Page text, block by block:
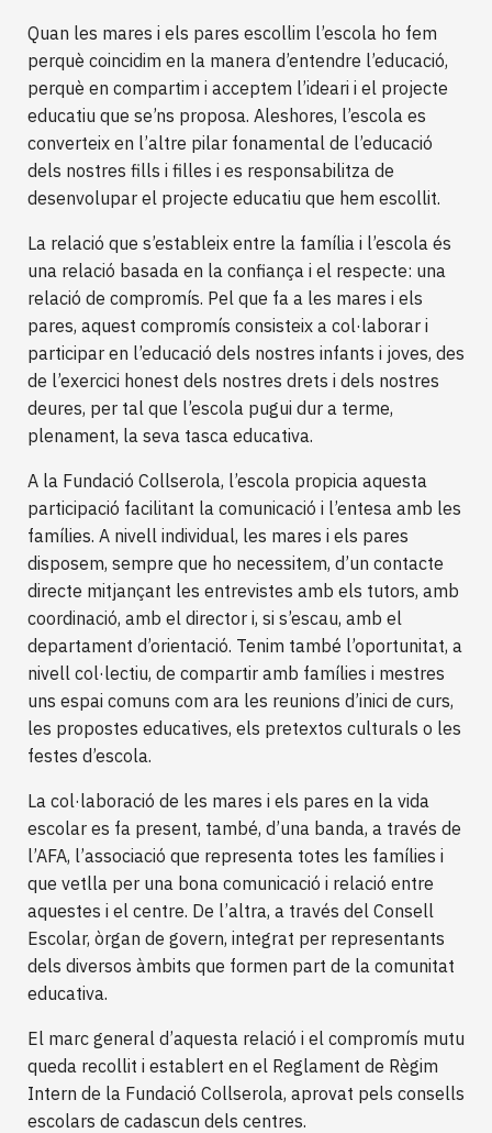
Quan les mares i els pares escollim l’escola ho fem
perquè coincidim en la manera d’entendre l’educació,
perquè en compartim i acceptem l’ideari i el projecte
educatiu que se’ns proposa. Aleshores, l’escola es
converteix en l’altre pilar fonamental de l’educació
dels nostres fills i filles i es responsabilitza de
desenvolupar el projecte educatiu que hem escollit.
La relació que s’estableix entre la família i l’escola és
una relació basada en la confiança i el respecte: una
relació de compromís. Pel que fa a les mares i els
pares, aquest compromís consisteix a col·laborar i
participar en l’educació dels nostres infants i joves, des
de l’exercici honest dels nostres drets i dels nostres
deures, per tal que l’escola pugui dur a terme,
plenament, la seva tasca educativa.
A la Fundació Collserola, l’escola propicia aquesta
participació facilitant la comunicació i l’entesa amb les
famílies. A nivell individual, les mares i els pares
disposem, sempre que ho necessitem, d’un contacte
directe mitjançant les entrevistes amb els tutors, amb
coordinació, amb el director i, si s’escau, amb el
departament d’orientació. Tenim també l’oportunitat, a
nivell col·lectiu, de compartir amb famílies i mestres
uns espai comuns com ara les reunions d’inici de curs,
les propostes educatives, els pretextos culturals o les
festes d’escola.
La col·laboració de les mares i els pares en la vida
escolar es fa present, també, d’una banda, a través de
l’AFA, l’associació que representa totes les famílies i
que vetlla per una bona comunicació i relació entre
aquestes i el centre. De l’altra, a través del Consell
Escolar, òrgan de govern, integrat per representants
dels diversos àmbits que formen part de la comunitat
educativa.
El marc general d’aquesta relació i el compromís mutu
queda recollit i establert en el Reglament de Règim
Intern de la Fundació Collserola, aprovat pels consells
escolars de cadascun dels centres.